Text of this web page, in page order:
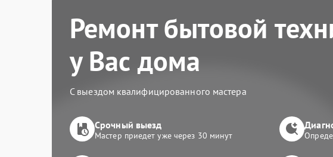
Ремонт бытовой
у Вас дома
С выездом квалифицированного мастера
Срочный выезд
Мастер приедет уже через 30 минут